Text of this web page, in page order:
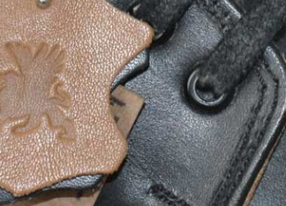
Çocuk
garson çocuk bot
Read More